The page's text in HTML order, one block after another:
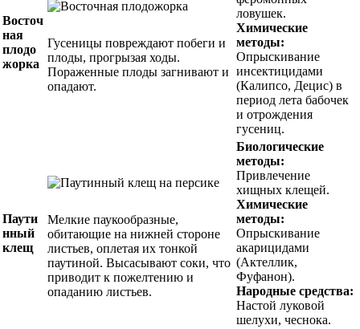
Восточ
ная
плодо
жорка
Гусеницы повреждают побеги и
плоды, прогрызая ходы.
Пораженные плоды загнивают и
опадают.
ловушек.
Химические
методы:
Опрыскивание
инсектицидами
(Калипсо, Децис) в
период лета бабочек
и отрождения
гусениц.
Паути
нный
клещ
Мелкие паукообразные,
обитающие на нижней стороне
листьев, оплетая их тонкой
паутиной. Высасывают соки, что
приводит к пожелтению и
опаданию листьев.
Биологические
методы:
Привлечение
хищных клещей.
Химические
методы:
Опрыскивание
акарицидами
(Актеллик,
Фуфанон).
Народные средства:
Настой луковой
шелухи, чеснока.